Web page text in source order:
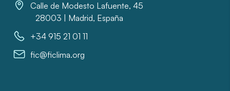
Calle de Modesto Lafuente, 45
28003 | Madrid, España
+34 915 21 01 11
fic@ficlima.org